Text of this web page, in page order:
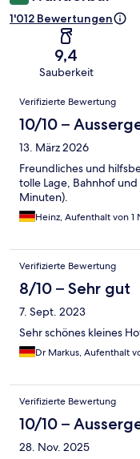
1'012 Bewertungen
9,4
Sauberkeit
Bewertungen
Verifizierte Bewertung
10/10 –
13. März 2026
Freundliches und
tolle Lage, Bahnhof
Minuten).
Heinz, Aufenthalt von 1
Verifizierte Bewertung
8/10 – Sehr gut
7. Sept. 2023
Sehr schönes kleines
Dr Markus, Aufenthalt
Verifizierte Bewertung
10/10 –
28. Nov. 2025